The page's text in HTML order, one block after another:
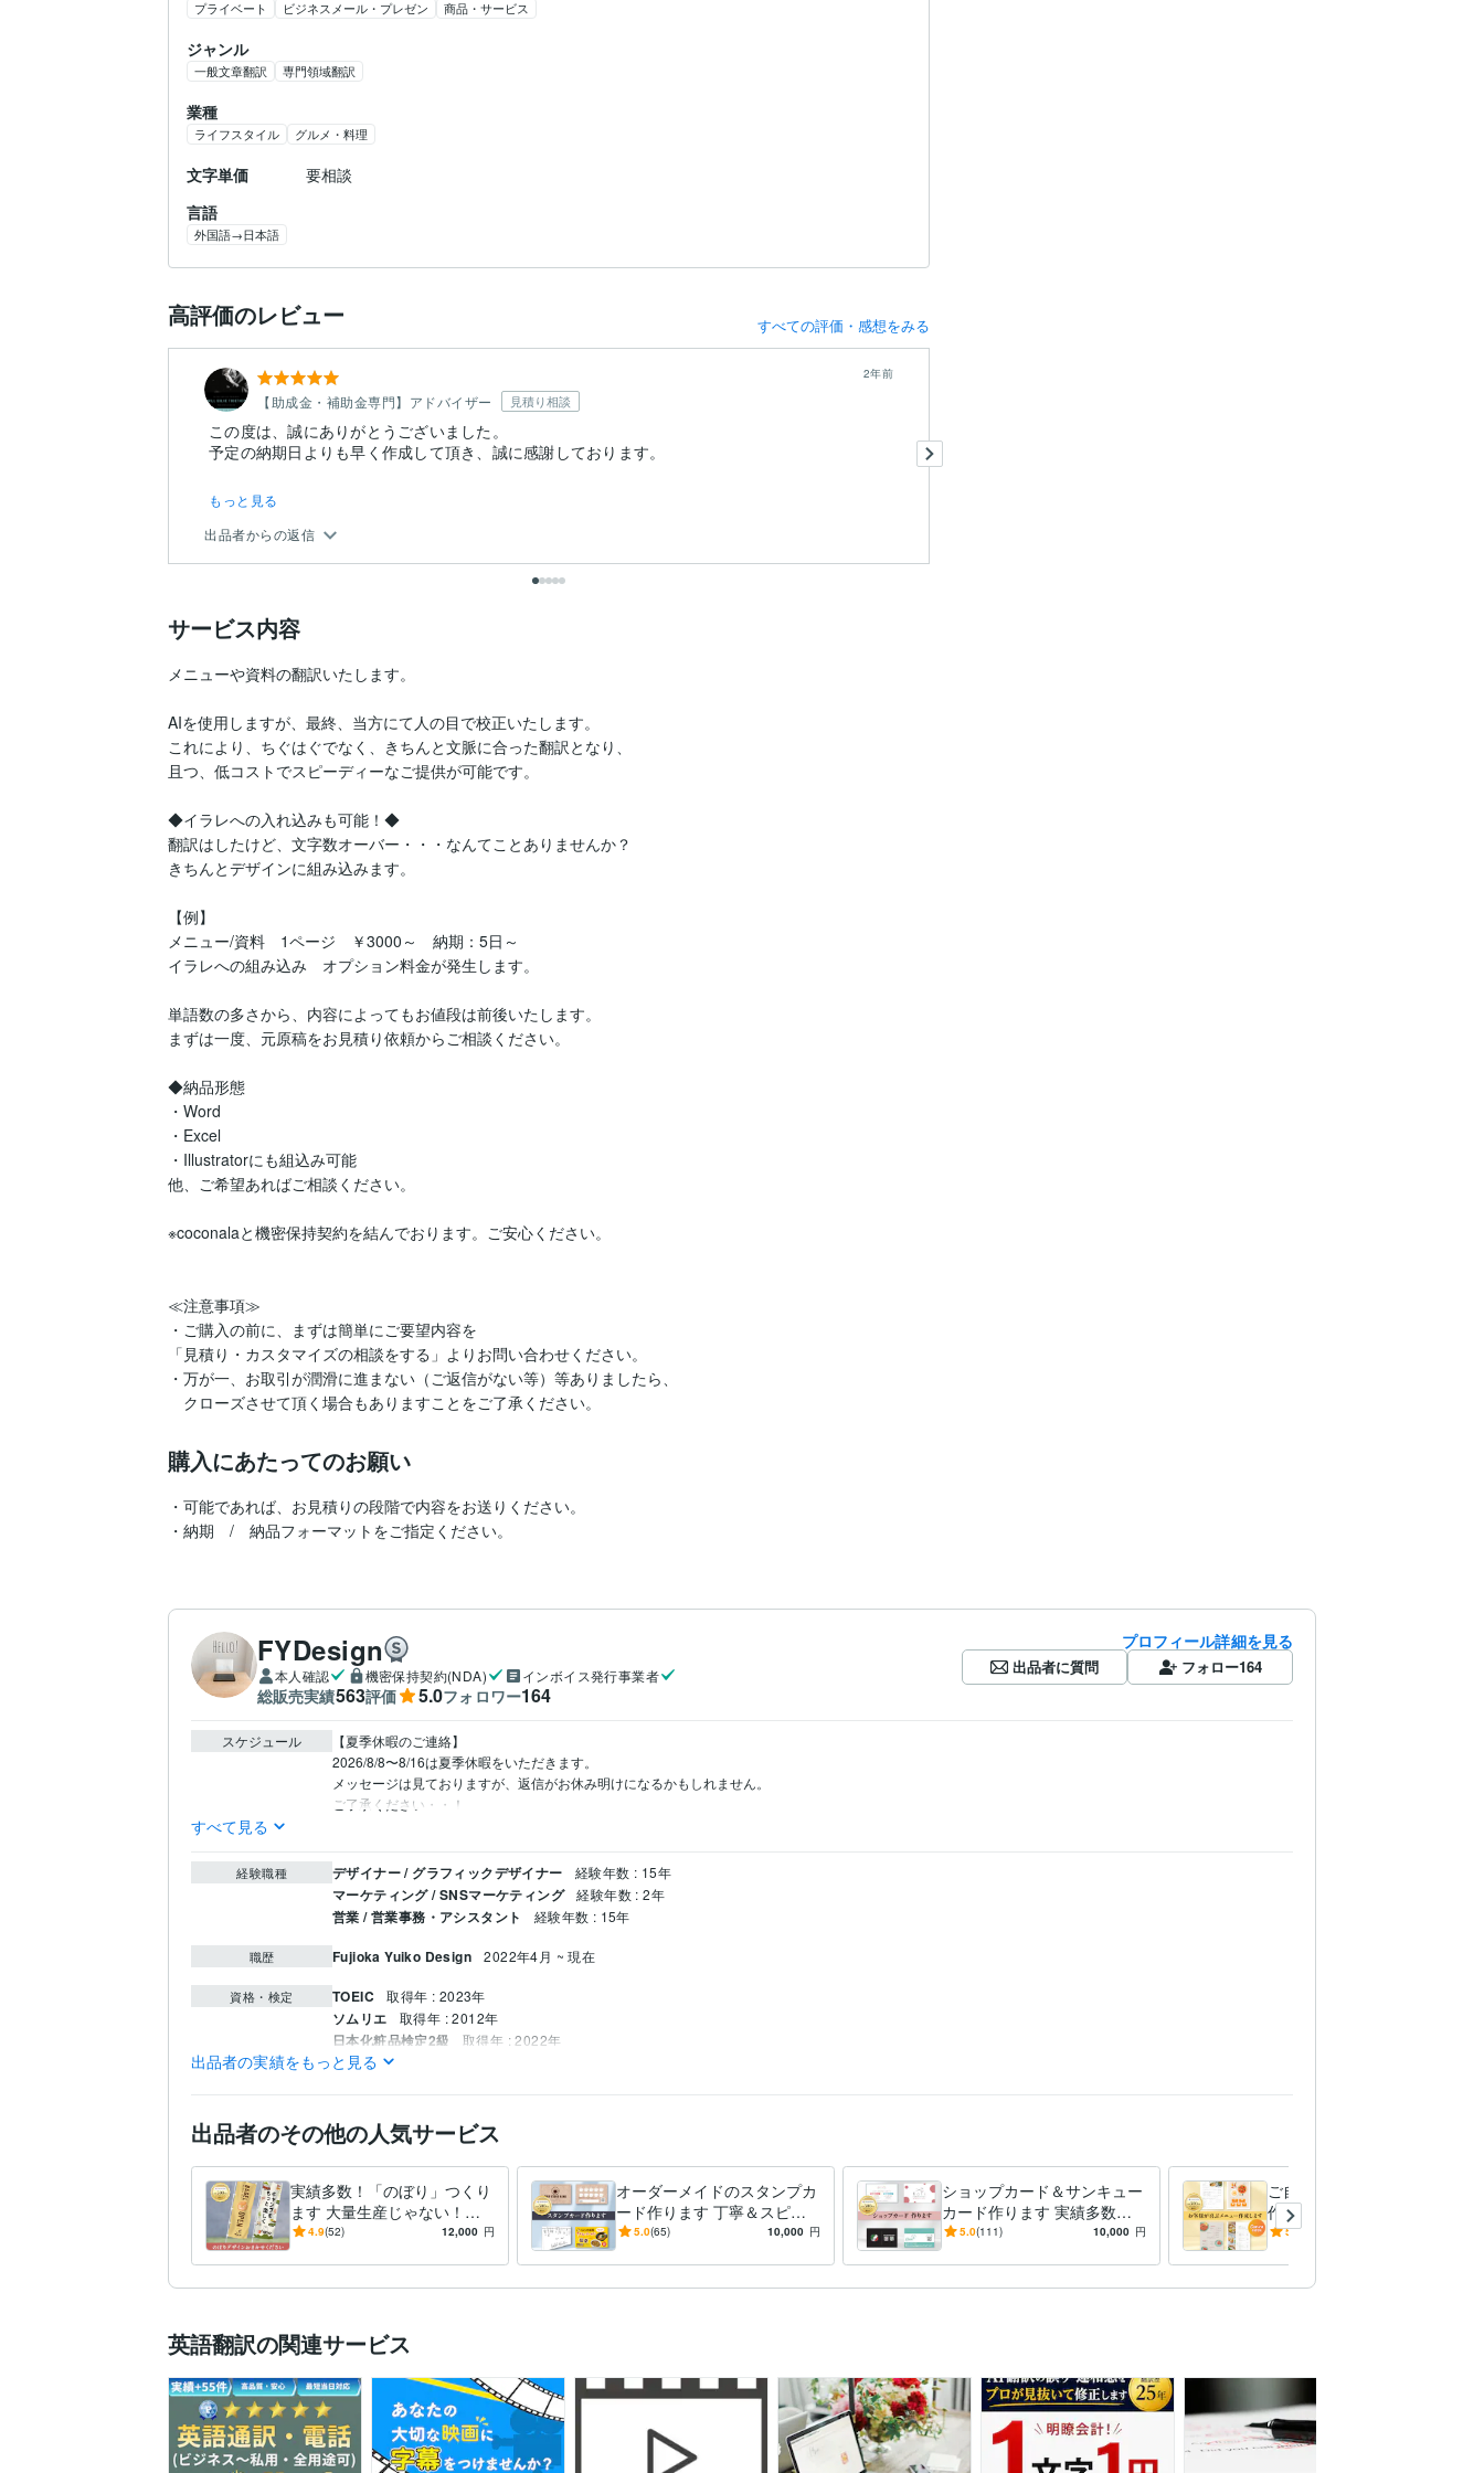
プライベート ビジネスメール・プレゼン 商品・サービス
ジャンル
一般文章翻訳 専門領域翻訳
業種
ライフスタイル グルメ・料理
文字単価
要相談
言語
外国語→日本語
高評価のレビュー すべての評価・感想をみる
【助成金・補助金専門】アドバイザー 見積り相談
2年前
この度は、誠にありがとうございました。
もっと見る
出品者からの返信
サービス内容
メニューや資料の翻訳いたします。
AIを使用しますが、最終、当方にて人の目で校正いたします。
これにより、ちぐはぐでなく、きちんと文脈に合った翻訳となり、
且つ、低コストでスピーディーなご提供が可能です。
◆イラレへの入れ込みも可能！◆
翻訳はしたけど、文字数オーバー・・・なんてことありませんか？
きちんとデザインに組み込みます。
【例】
メニュー/資料　1ページ　￥3000～　納期：5日～
イラレへの組み込み　オプション料金が発生します。
単語数の多さから、内容によってもお値段は前後いたします。
まずは一度、元原稿をお見積り依頼からご相談ください。
◆納品形態
・Word
・Excel
・Illustratorにも組込み可能
他、ご希望あればご相談ください。
※coconalaと機密保持契約を結んでおります。ご安心ください。
≪注意事項≫
・ご購入の前に、まずは簡単にご要望内容を
「見積り・カスタマイズの相談をする」よりお問い合わせください。
・万が一、お取引が潤滑に進まない（ご返信がない等）等ありましたら、
クローズさせて頂く場合もありますことをご了承ください。
購入にあたってのお願い
・可能であれば、お見積りの段階で内容をお送りください。
・納期　/　納品フォーマットをご指定ください。
FYDesign
本人確認 機密保持契約(NDA) インボイス発行事業者
総販売実績563評価 5.0フォロワー164
プロフィール詳細を見る
出品者に質問 フォロー164
スケジュール
【夏季休暇のご連絡】
2026/8/8〜8/16は夏季休暇をいただきます。
メッセージは見ておりますが、返信がお休み明けになるかもしれません。
ご了承ください・・！
すべて見る
経験職種 デザイナー / グラフィックデザイナー 経験年数 : 15年
マーケティング / SNSマーケティング 経験年数 : 2年
営業 / 営業事務・アシスタント 経験年数 : 15年
職歴 Fujioka Yuiko Design 2022年4月 ~ 現在
資格・検定 TOEIC 取得年 : 2023年
ソムリエ 取得年 : 2012年
日本化粧品検定2級 取得年 : 2022年
ティブツール
Adobe Illustrator:10年Canva:3年
得意分野 デザイン制作 飲食業界
出品者の実績をもっと見る
出品者のその他の人気サービス
実績多数！「のぼり」つくり
ます 大量生産じゃない！オ
リジナルののぼりデザイン＆
4.9(52) 12,000 円
オーダーメイドのスタンプカ
ード作ります 丁寧＆スピー
ディーな納品に自信あり！
5.0(65) 10,000 円
ショップカード＆サンキュー
カード作ります 実績多数！
オーダーメイドデザイン♪用
5.0(111) 10,000 円
ご自身で編集可能！メニュー
作成します CANVAも可！英
訳も出来ます★様々なジャン
5.0
英語翻訳の関連サービス